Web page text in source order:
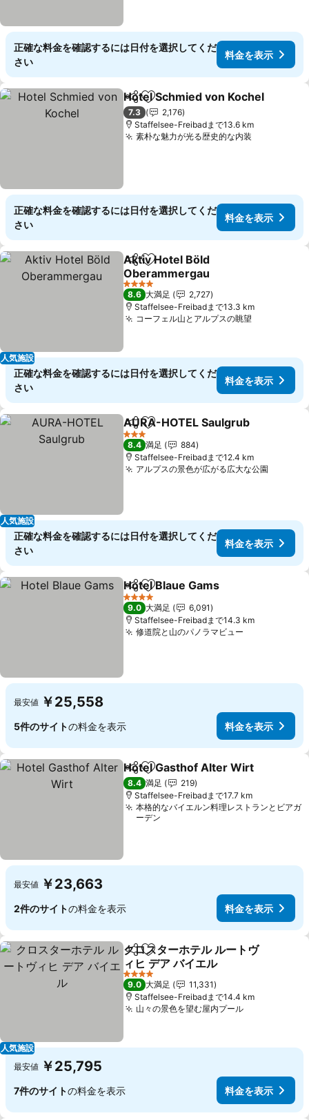
正確な料金を確認するには日付を選択してくだ
さい
料金を表示
シェアお気に入りに追加
Hotel Schmied von Kochel
7.3
2,176
Staffelsee-Freibadまで13.6 km
素朴な魅力が光る歴史的な内装
正確な料金を確認するには日付を選択してくだ
さい
料金を表示
人気施設
シェアお気に入りに追加
Aktiv Hotel Böld
Oberammergau
4 ホテルのランク
8.6 大満足
2,727
Staffelsee-Freibadまで13.3 km
コーフェル山とアルプスの眺望
正確な料金を確認するには日付を選択してくだ
さい
料金を表示
人気施設
シェアお気に入りに追加
AURA-HOTEL Saulgrub
3 ホテルのランク
8.4 満足
884
Staffelsee-Freibadまで12.4 km
アルプスの景色が広がる広大な公園
正確な料金を確認するには日付を選択してくだ
さい
料金を表示
シェアお気に入りに追加
Hotel Blaue Gams
4 ホテルのランク
9.0 大満足
6,091
Staffelsee-Freibadまで14.3 km
修道院と山のパノラマビュー
最安値 ￥25,558
5件のサイトの料金を表示 料金を表示
シェアお気に入りに追加
Hotel Gasthof Alter Wirt
8.4 満足
219
Staffelsee-Freibadまで17.7 km
本格的なバイエルン料理レストランとビアガ
ーデン
最安値 ￥23,663
2件のサイトの料金を表示 料金を表示
人気施設
シェアお気に入りに追加
クロスターホテル ルートヴ
ィヒ デア バイエル
4 ホテルのランク
9.0 大満足
11,331
Staffelsee-Freibadまで14.4 km
山々の景色を望む屋内プール
最安値 ￥25,795
7件のサイトの料金を表示 料金を表示